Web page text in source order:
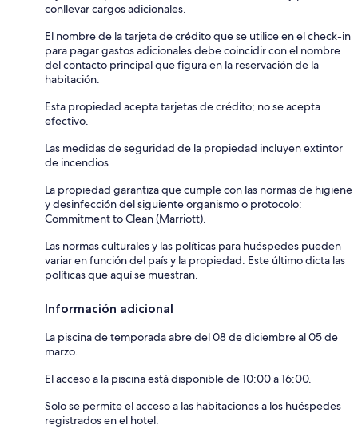
conllevar cargos adicionales.
El nombre de la tarjeta de crédito que se utilice en el check-in
para pagar gastos adicionales debe coincidir con el nombre
del contacto principal que figura en la reservación de la
habitación.
Esta propiedad acepta tarjetas de crédito; no se acepta
efectivo.
Las medidas de seguridad de la propiedad incluyen extintor
de incendios
La propiedad garantiza que cumple con las normas de higiene
y desinfección del siguiente organismo o protocolo:
Commitment to Clean (Marriott).
Las normas culturales y las políticas para huéspedes pueden
variar en función del país y la propiedad. Este último dicta las
políticas que aquí se muestran.
Información adicional
La piscina de temporada abre del 08 de diciembre al 05 de
marzo.
El acceso a la piscina está disponible de 10:00 a 16:00.
Solo se permite el acceso a las habitaciones a los huéspedes
registrados en el hotel.